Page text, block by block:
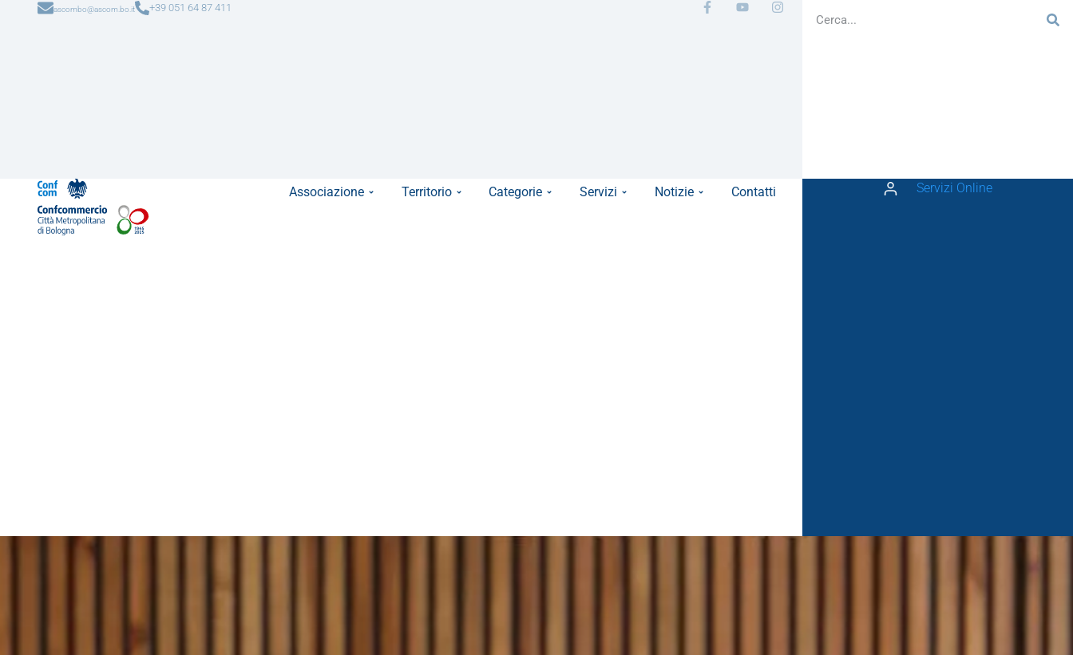
ascombo@ascom.bo.it +39 051 64 87 411
Associazione Territorio Categorie Servizi Notizie Contatti Servizi Online